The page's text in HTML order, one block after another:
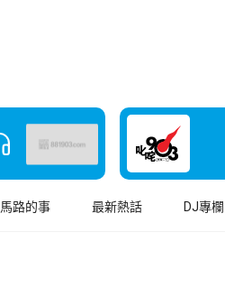
馬路的事 最新熱話 DJ專欄